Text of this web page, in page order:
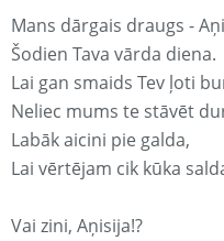
Mans dārgais draugs -
Šodien Tava vārda diena.
Lai gan smaids Tev ļoti
Neliec mums te stāvēt
Labāk aicini pie galda,
Lai vērtējam cik kūka
Vai zini, Aņisija!?